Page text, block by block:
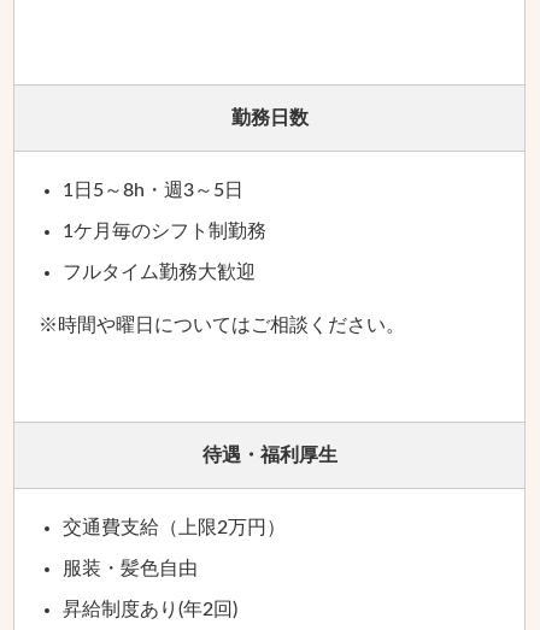
勤務日数
1日5～8h・週3～5日
1ケ月毎のシフト制勤務
フルタイム勤務大歓迎
※時間や曜日についてはご相談ください。
待遇・福利厚生
交通費支給（上限2万円）
服装・髪色自由
昇給制度あり(年2回)